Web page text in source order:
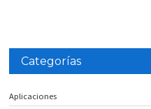
Categorías
Aplicaciones